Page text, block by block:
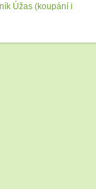
Úžas (koupání i